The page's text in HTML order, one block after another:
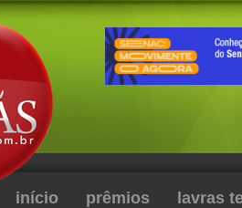
início prêmios lavras